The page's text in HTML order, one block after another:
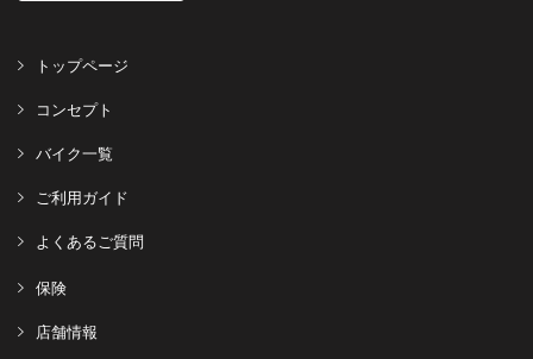
トップページ
コンセプト
バイク一覧
ご利用ガイド
よくあるご質問
保険
店舗情報